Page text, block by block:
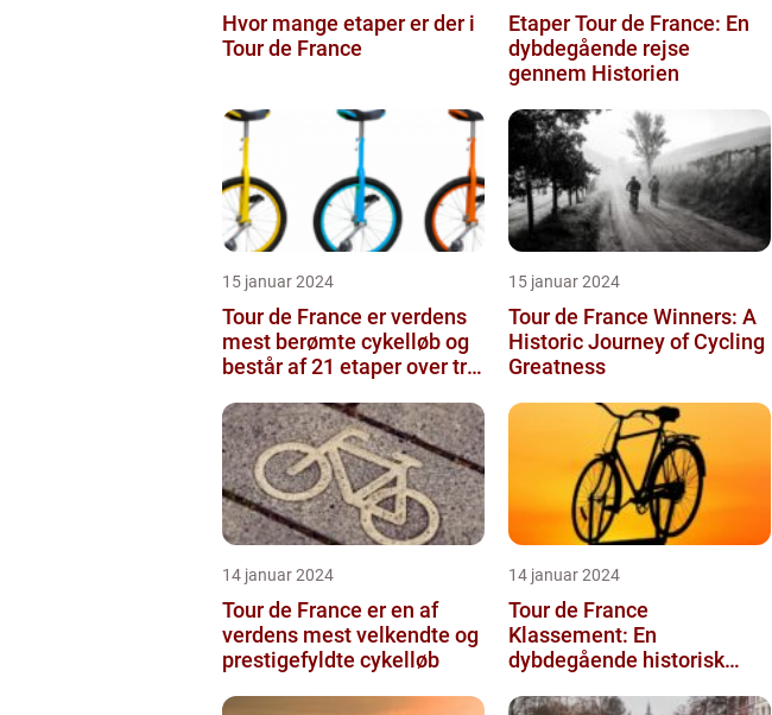
Hvor mange etaper er der i
Tour de France
Etaper Tour de France: En
dybdegående rejse
gennem Historien
15 januar 2024
Tour de France er verdens
mest berømte cykelløb og
består af 21 etaper over tre
15 januar 2024
Tour de France Winners: A
Historic Journey of Cycling
Greatness
14 januar 2024
Tour de France er en af
verdens mest velkendte og
prestigefyldte cykelløb
14 januar 2024
Tour de France
Klassement: En
dybdegående historisk